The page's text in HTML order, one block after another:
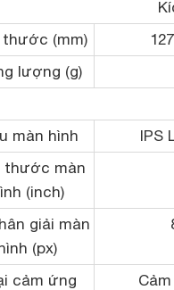
thước (mm)
lượng (g)
màn hình
IPS
thước màn
(inch)
giải màn
(px)
cảm ứng